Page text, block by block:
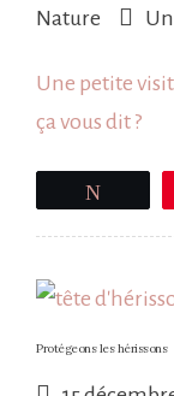
Nature
Une petite
ça vous dit ?
Protégeons les hérissons